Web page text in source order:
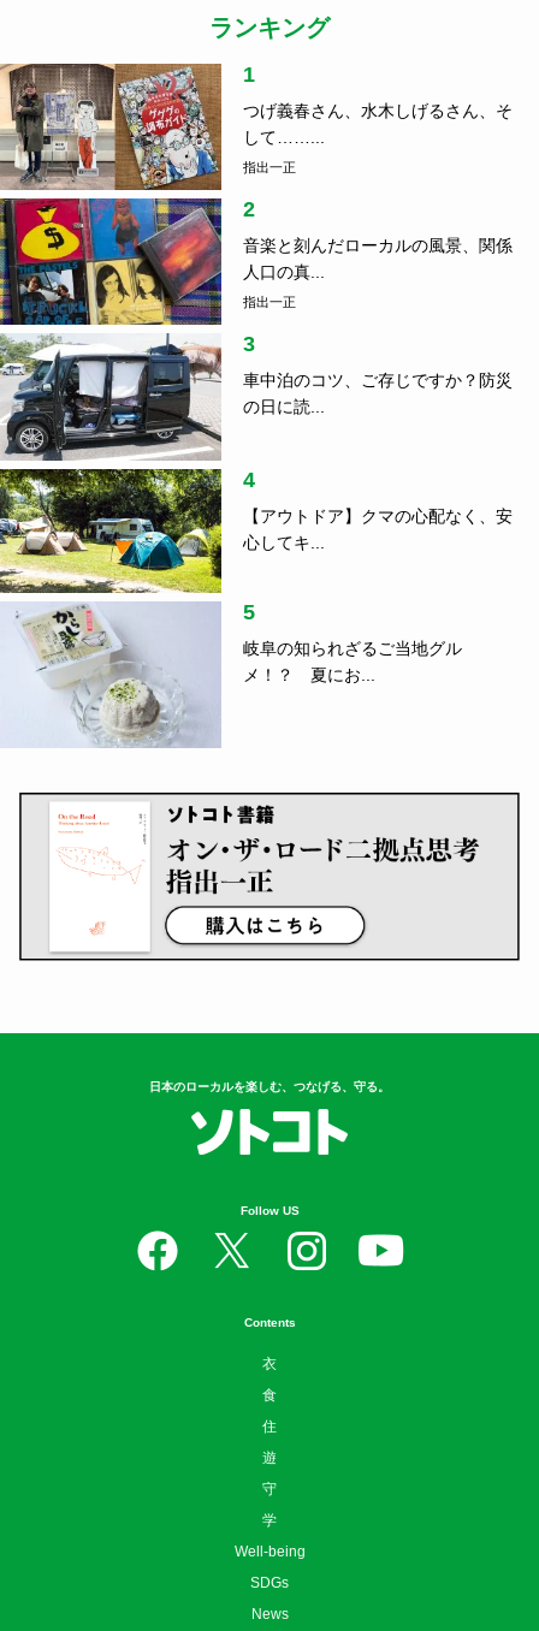
ランキング
1
つげ義春さん、水木しげるさん、そ
して……...
指出一正
2
音楽と刻んだローカルの風景、関係
人口の真...
指出一正
3
車中泊のコツ、ご存じですか？防災
の日に読...
4
【アウトドア】クマの心配なく、安
心してキ...
5
岐阜の知られざるご当地グル
メ！？ 夏にお...
日本のローカルを楽しむ、つなげる、守る。
Follow US
Contents
衣
食
住
遊
守
学
Well-being
SDGs
News